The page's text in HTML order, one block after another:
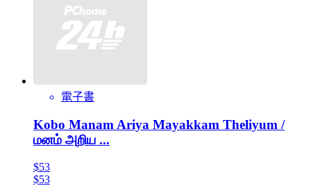
電子書
Kobo Manam Ariya Mayakkam Theliyum /
மனம் அறிய ...
$53
$53